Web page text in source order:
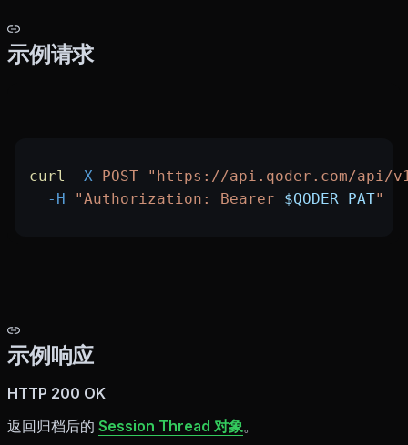
示例请求
curl -X POST "https://api.qoder.com/api/v1/
  -H
"Authorization: Bearer $QODER_PAT"
示例响应
HTTP 200 OK
返回归档后的 Session Thread 对象。